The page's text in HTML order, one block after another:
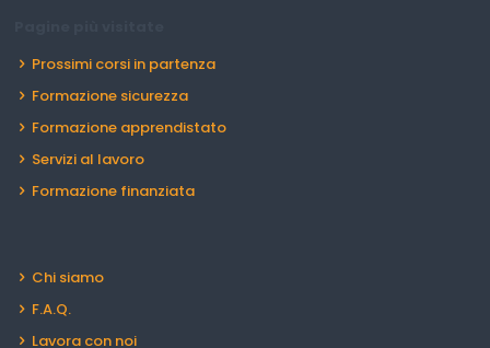
Prossimi corsi in partenza
Formazione sicurezza
Formazione apprendistato
Servizi al lavoro
Formazione finanziata
Chi siamo
F.A.Q.
Lavora con noi